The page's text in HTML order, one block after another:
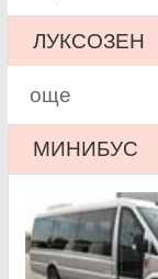
ЛУКСОЗЕН
още
МИНИБУС